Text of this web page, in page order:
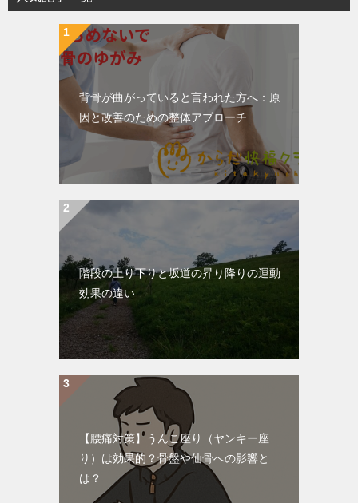
背骨が曲がっていると言われた方へ：原
因と改善のための整体アプローチ
階段の上り下りと坂道の昇り降りの運動
効果の違い
【腰痛対策】うんこ座り（ヤンキー座
り）は効果的？骨盤や仙骨への影響と
は？